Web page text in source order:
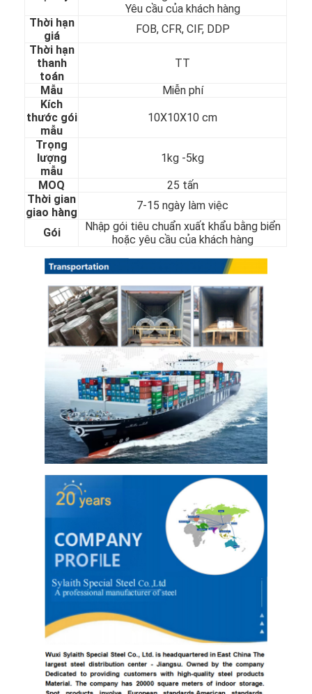
Chuyến tham quan nhà máy
Kiểm soát chất lượng
Liên hệ với chúng tôi
Tin tức
Tấm thép không gỉ cán nguội
Cuộn thép không gỉ cán nguội
Tấm thép không gỉ cán nóng
Cuộn thép không gỉ cán nóng
Tấm Inox 304
Bảng thép không gỉ 316L
Ống Inox 316L
2205 Bảng thép không gỉ
tấm thép không gỉ đánh bóng
ống thép không gỉ trang trí
Thanh thép không gỉ
Chất liệu nhôm
chất liệu đồng
Thép cuộn mạ kẽm Ppgi
Yêu cầu của khách hàng
Thời hạn
giá
FOB, CFR, CIF, DDP
Thời hạn
thanh
toán
TT
Mẫu
Miễn phí
Kích
thước gói
mẫu
10X10X10 cm
Trọng
lượng
mẫu
1kg -5kg
MOQ
25 tấn
Thời gian
giao hàng
7-15 ngày làm việc
Gói
Nhập gói tiêu chuẩn xuất khẩu bằng biển
hoặc yêu cầu của khách hàng